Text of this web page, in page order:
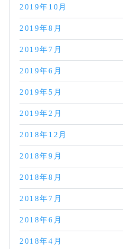
2019年10月
2019年8月
2019年7月
2019年6月
2019年5月
2019年2月
2018年12月
2018年9月
2018年8月
2018年7月
2018年6月
2018年4月